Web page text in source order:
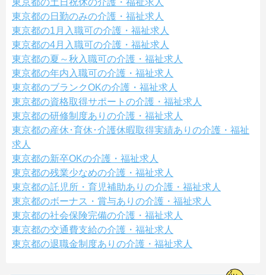
東京都の日勤のみの介護・福祉求人
東京都の1月入職可の介護・福祉求人
東京都の4月入職可の介護・福祉求人
東京都の夏～秋入職可の介護・福祉求人
東京都の年内入職可の介護・福祉求人
東京都のブランクOKの介護・福祉求人
東京都の資格取得サポートの介護・福祉求人
東京都の研修制度ありの介護・福祉求人
東京都の産休･育休･介護休暇取得実績ありの介護・福祉
求人
東京都の新卒OKの介護・福祉求人
東京都の残業少なめの介護・福祉求人
東京都の託児所・育児補助ありの介護・福祉求人
東京都のボーナス・賞与ありの介護・福祉求人
東京都の社会保険完備の介護・福祉求人
東京都の交通費支給の介護・福祉求人
東京都の退職金制度ありの介護・福祉求人